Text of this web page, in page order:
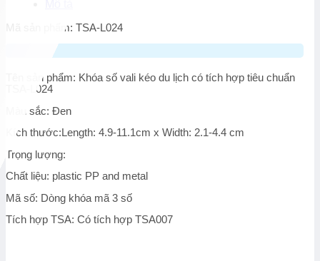
Mã sản phẩm: TSA-L024
Tên sản phẩm: Khóa số vali kéo du lịch có tích hợp tiêu chuẩn
TSA-L024
Màu sắc: Đen
Kích thước:Length: 4.9-11.1cm x Width: 2.1-4.4 cm
Trọng lượng:
Chất liệu: plastic PP and metal
Mã số: Dòng khóa mã 3 số
Tích hợp TSA: Có tích hợp TSA007